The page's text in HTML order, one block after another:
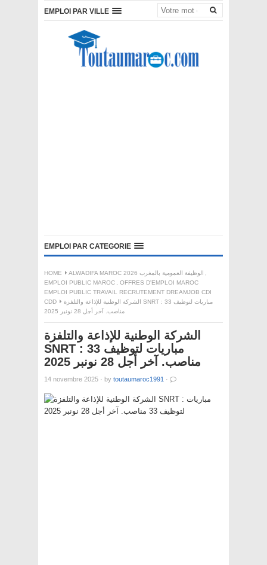
EMPLOI PAR VILLE
EMPLOI PAR CATEGORIE
HOME ALWADIFA MAROC 2026 الوظيفة العمومية بالمغرب
,
EMPLOI PUBLIC MAROC , OFFRES D'EMPLOI MAROC
EMPLOI PUBLIC TRAVAIL RECRUTEMENT DREAMJOB CDI
CDD
الشركة الوطنية للإذاعة والتلفزة SNRT : مباريات لتوظيف 33
مناصب. آخر أجل 28 نونبر 2025
الشركة الوطنية للإذاعة والتلفزة
SNRT : مباريات لتوظيف 33
مناصب. آخر أجل 28 نونبر 2025
14 novembre 2025 · by toutaumaroc1991 ·